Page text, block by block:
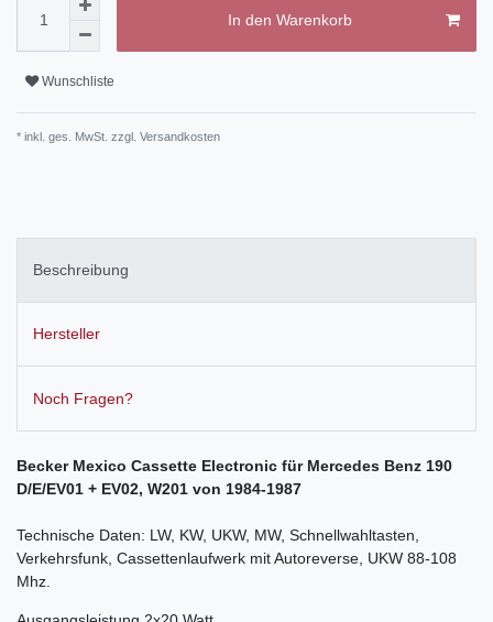
In den Warenkorb
Wunschliste
* inkl. ges. MwSt. zzgl. Versandkosten
Beschreibung
Hersteller
Noch Fragen?
Becker Mexico Cassette Electronic für Mercedes Benz 190
D/E/EV01 + EV02, W201 von 1984-1987
Technische Daten: LW, KW, UKW, MW, Schnellwahltasten,
Verkehrsfunk, Cassettenlaufwerk mit Autoreverse, UKW 88-108
Mhz.